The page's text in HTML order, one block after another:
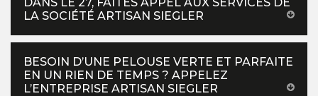
LA SOCIÉTÉ ARTISAN SIEGLER
BESOIN D’UNE PELOUSE VERTE ET PARFAITE
EN UN RIEN DE TEMPS ? APPELEZ
L’ENTREPRISE ARTISAN SIEGLER